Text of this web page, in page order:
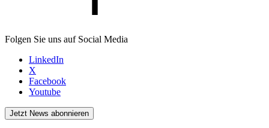
Folgen Sie uns auf Social Media
LinkedIn
X
Facebook
Youtube
Jetzt News abonnieren